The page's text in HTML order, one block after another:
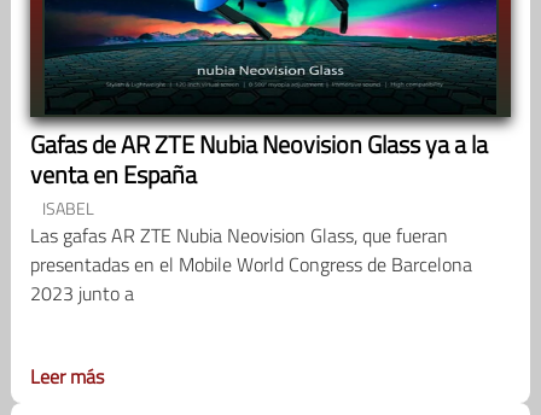
Gafas de AR ZTE Nubia Neovision Glass ya a la
venta en España
ISABEL
Las gafas AR ZTE Nubia Neovision Glass, que fueran
presentadas en el Mobile World Congress de Barcelona
2023 junto a
Leer más